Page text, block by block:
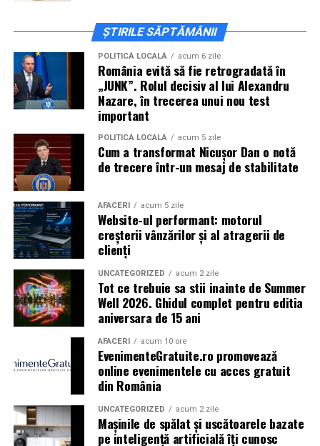
Mall pe 16 februarie de la ora 18:00.
ActoriiVlad Gherman, Oana Gherman și Ioana
Ginghină
vin la întâlnirea cu publicul dinCinema City
Vivo! Pitești pe 17 februarie, de la 18:30și vor
participa la o discuție după proiecție, alături de
Paul Decu.
Caravana„În pielea mea”ajunge laCinema City
Shopping City Ploiești, pe 18 februarie, de la 18:30, la
proiecția specială introdusă de regizorul
alături de actoriiIoana State, Vlad și Oana Gherman,
Azaleea Necula și Gabriel Vatavu.
O comedie actuală și spumoasă, filmul
mea”este distribuit de T.R.I.B.E. Films.
TRAILER:https://bit.ly/InPieleaMea
Site oficial:
inpieleamea.ro
Mai multe detalii, imagini de la filmări, fragmente din
film, declarații din partea actorilor și informații despre
concursuri sunt disponibile pe paginile social media ale
filmului deFacebook,Instagram,TikTok
Adrian Pădurețu semnează imaginea filmului. De sunet
ȘTIRILE SĂPTĂMÂNII
POLITICĂ LOCALĂ acum 6 zile
România evită să fie retrogradată în
„JUNK”. Rolul decisiv al lui Alexandru
Nazare, în trecerea unui nou test
important
POLITICĂ LOCALĂ acum 5 zile
Cum a transformat Nicușor Dan o notă
de trecere într-un mesaj de stabilitate
AFACERI acum 5 zile
Website-ul performant: motorul
creșterii vânzărilor și al atragerii de
clienți
UNCATEGORIZED acum 2 zile
Tot ce trebuie sa stii inainte de Summer
Well 2026. Ghidul complet pentru editia
aniversara de 15 ani
AFACERI acum 10 ore
EvenimenteGratuite.ro promovează
online evenimentele cu acces gratuit
din România
UNCATEGORIZED acum 2 zile
Mașinile de spălat și uscătoarele bazate
pe inteligență artificială îți cunosc